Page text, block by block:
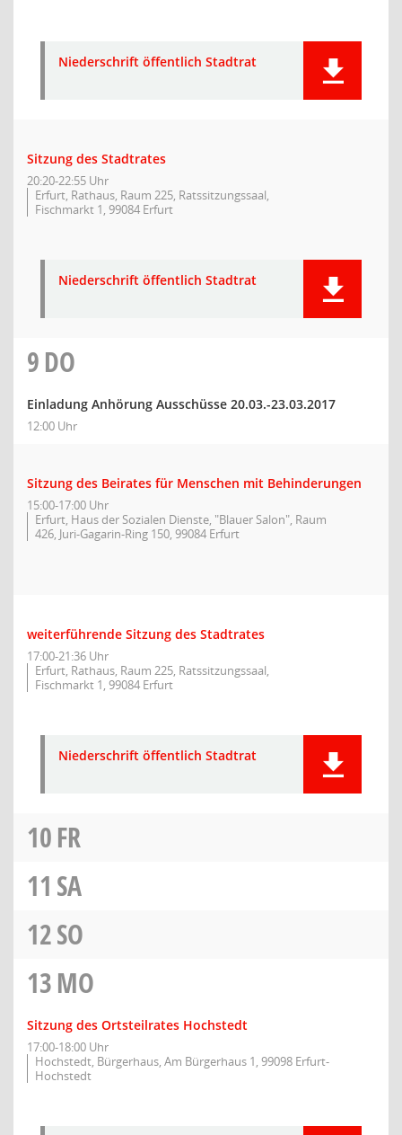
Niederschrift öffentlich Stadtrat
Sitzung des Stadtrates
20:20-22:55 Uhr
Erfurt, Rathaus, Raum 225, Ratssitzungssaal,
Fischmarkt 1, 99084 Erfurt
Niederschrift öffentlich Stadtrat
9DO
Einladung Anhörung Ausschüsse 20.03.-23.03.2017
12:00 Uhr
Sitzung des Beirates für Menschen mit Behinderungen
15:00-17:00 Uhr
Erfurt, Haus der Sozialen Dienste, "Blauer Salon", Raum
426, Juri-Gagarin-Ring 150, 99084 Erfurt
weiterführende Sitzung des Stadtrates
17:00-21:36 Uhr
Erfurt, Rathaus, Raum 225, Ratssitzungssaal,
Fischmarkt 1, 99084 Erfurt
Niederschrift öffentlich Stadtrat
10FR
11 SA
12SO
13MO
Sitzung des Ortsteilrates Hochstedt
17:00-18:00 Uhr
Hochstedt, Bürgerhaus, Am Bürgerhaus 1, 99098 Erfurt-
Hochstedt